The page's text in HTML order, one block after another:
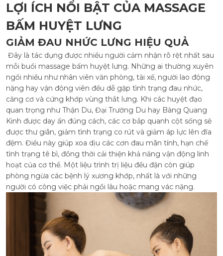
LỢI ÍCH NỔI BẬT CỦA MASSAGE
BẤM HUYỆT LƯNG
GIẢM ĐAU NHỨC LƯNG HIỆU QUẢ
Đây là tác dụng được nhiều người cảm nhận rõ rệt nhất sau
mỗi buổi massage bấm huyệt lưng. Những ai thường xuyên
ngồi nhiều như nhân viên văn phòng, tài xế, người lao động
nặng hay vận động viên đều dễ gặp tình trạng đau nhức,
căng cơ và cứng khớp vùng thắt lưng. Khi các huyệt đạo
quan trọng như Thận Du, Đại Trường Du hay Bàng Quang
Kinh được day ấn đúng cách, các cơ bắp quanh cột sống sẽ
được thư giãn, giảm tình trạng co rút và giảm áp lực lên đĩa
đệm. Điều này giúp xoa dịu các cơn đau mãn tính, hạn chế
tình trạng tê bì, đồng thời cải thiện khả năng vận động linh
hoạt của cơ thể. Một liệu trình trị liệu đều đặn còn giúp
phòng ngừa các bệnh lý xương khớp, nhất là với những
người có công việc phải ngồi lâu hoặc mang vác nặng.